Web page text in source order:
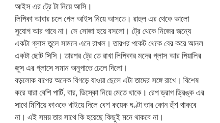
আইস এর ট্রে টা নিয়ে আসি।
লিপিকা আবার চলে গেল আইস নিয়ে আসতে। রাহুল এর থেকে ভালো
সুযোগ আর পাবে না। সে সোজা হয়ে বসলো। ট্রে থেকে নিজের জন্যে
একটা গ্লাস তুলে সামনে এনে রাখল। তারপর পকেট থেকে বের করে আনল
একটা ছোট সিসি। তারপর ট্রে তে রাখা লিপিকার মদের গ্লাস আর পিয়ালির
জুস এর গ্লাসে সমান অনুপাতে ঢেলে দিলো।
বড়লোক বাপের অনেক বিগড়ে যাওয়া ছেলে এটা তাদের সঙ্গে রাখে। বিশেষ
করে যারা বেশি পার্টি, বার, ডিস্কো নিয়ে মেতে থাকে। রেপ ড্রাগ ড্রিঙ্ক এর
সাথে মিশিয়ে কাওকে খাইয়ে দিলে বেশ কয়েক ঘণ্টা তার কোন হুঁশ থাকবে
না। এই সময় তার সাথে কি হয়েছে কিছুই মনে থাকবে না।